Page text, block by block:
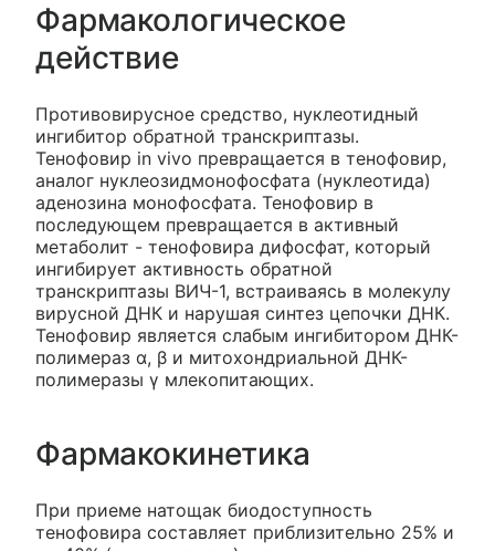
Фармакологическое
действие
Противовирусное средство, нуклеотидный
ингибитор обратной транскриптазы.
Тенофовир in vivo превращается в тенофовир,
аналог нуклеозидмонофосфата (нуклеотида)
аденозина монофосфата. Тенофовир в
последующем превращается в активный
метаболит - тенофовира дифосфат, который
ингибирует активность обратной
транскриптазы ВИЧ-1, встраиваясь в молекулу
вирусной ДНК и нарушая синтез цепочки ДНК.
Тенофовир является слабым ингибитором ДНК-
полимераз α, β и митохондриальной ДНК-
полимеразы γ млекопитающих.
Фармакокинетика
При приеме натощак биодоступность
тенофовира составляет приблизительно 25% и